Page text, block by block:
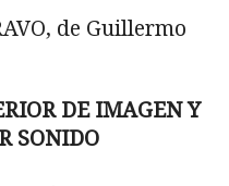
de Guillermo
DE IMAGEN Y
SONIDO